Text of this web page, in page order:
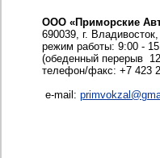
ООО «Приморские
690039, г.
режим работы:
(обеденный перерыв
телефон/факс: +7 423
e-mail: